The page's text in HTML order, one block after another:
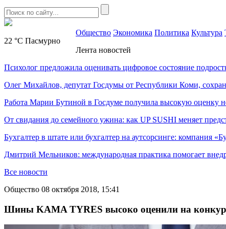
22 °C Пасмурно
Общество Экономика Политика Культура
Лента новостей
Психолог предложила оценивать цифровое состояние
Олег Михайлов, депутат Госдумы от Республики Коми,
Работа Марии Бутиной в Госдуме получила высокую оценку
От свидания до семейного ужина: как UP SUSHI меняет
Бухгалтер в штате или бухгалтер на аутсорсинге: компания
Дмитрий Мельников: международная практика помогает
Все новости
Общество 08 октября 2018, 15:41
Шины KAMA TYRES высоко оценили на